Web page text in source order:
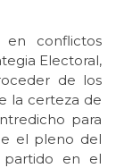
conflictos
Electoral,
de los
la certeza de
para
el pleno del
partido en el